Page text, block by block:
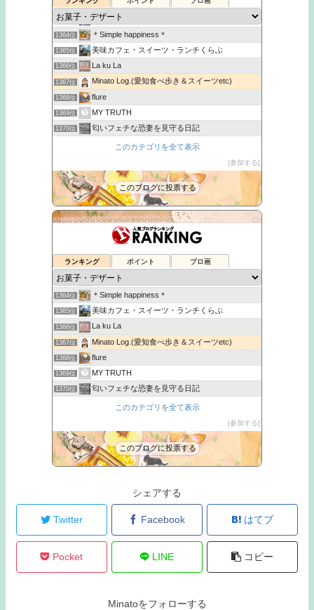
1362位 真子のひとり言
1363位 サラフクブ
1364位 ＊Simple happiness＊
1365位 美味カフェ・スイーツ・ランチくらぶ
1366位 La ku La
1367位 Minato Log.(愛知食べ歩き＆スイーツetc)
1368位 flure
1369位 MY TRUTH
1370位 匂いフェチな恐妻を見守る日記
ぽんこつな日々
1373位 インテの気まぐれブログ
1374位 アンジュのカフェ
このカテゴリを全て表示
参加する
このブログに投票する
ランキング ポイント ブロ画
お客様の声 葉とらず栽培 青森りんご
1362位 真子のひとり言
1363位 サラフクブ
1364位 ＊Simple happiness＊
1365位 美味カフェ・スイーツ・ランチくらぶ
1366位 La ku La
1367位 Minato Log.(愛知食べ歩き＆スイーツetc)
1368位 flure
1369位 MY TRUTH
1370位 匂いフェチな恐妻を見守る日記
ぽんこつな日々
1373位 インテの気まぐれブログ
1374位 アンジュのカフェ
このカテゴリを全て表示
参加する
このブログに投票する
シェアする
Twitter Facebook はてブ
Pocket LINE コピー
Minatoをフォローする